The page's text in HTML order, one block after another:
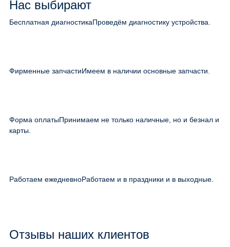
Нас выбирают
Бесплатная диагностикаПроведём диагностику устройства.
Фирменные запчастиИмеем в наличии основные запчасти.
Форма оплатыПринимаем не только наличные, но и безнал и
карты.
Работаем ежедневноРаботаем и в праздники и в выходные.
Отзывы наших клиентов